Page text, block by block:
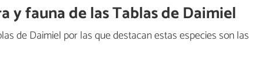
y fauna de las Tablas de Daimiel
de Daimiel por las que destacan estas especies son las